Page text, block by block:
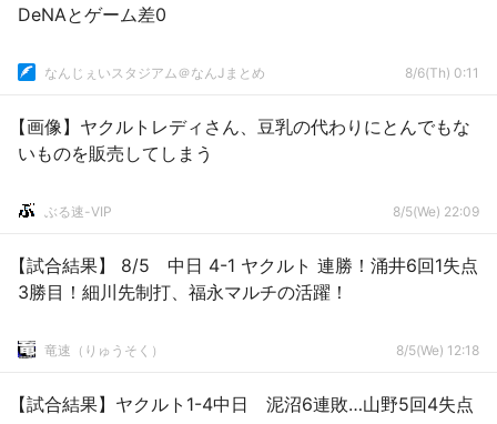
DeNAとゲーム差0
なんじぇいスタジアム＠なんJまとめ 8/6(Th) 0:11
【画像】ヤクルトレディさん、豆乳の代わりにとんでもな
いものを販売してしまう
ぶる速-VIP 8/5(We) 22:09
【試合結果】 8/5 中日 4-1 ヤクルト 連勝！涌井6回1失点
3勝目！細川先制打、福永マルチの活躍！
竜速（りゅうそく） 8/5(We) 12:18
【試合結果】ヤクルト1-4中日 泥沼6連敗…山野5回4失点